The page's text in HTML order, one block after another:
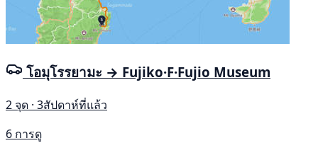
โอมุโรรยามะ → Fujiko·F·Fujio Museum
2 จุด · 3สัปดาห์ที่แล้ว
6 การดู